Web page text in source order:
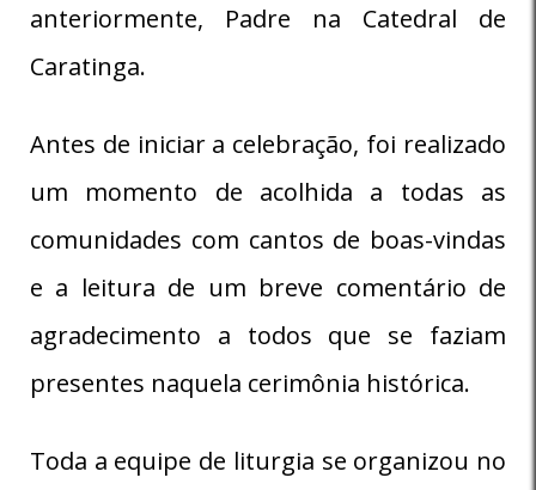
anteriormente, Padre na Catedral de
Caratinga.
Antes de iniciar a celebração, foi realizado
um momento de acolhida a todas as
comunidades com cantos de boas-vindas
e a leitura de um breve comentário de
agradecimento a todos que se faziam
presentes naquela cerimônia histórica.
Toda a equipe de liturgia se organizou no